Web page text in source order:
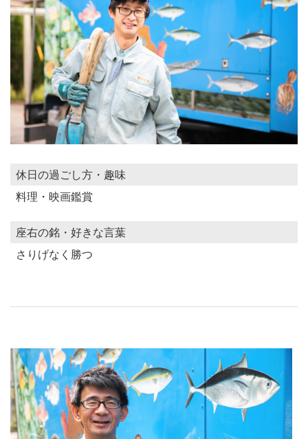
休日の過ごし方・趣味
料理・映画鑑賞
座右の銘・好きな言葉
さりげなく勝つ